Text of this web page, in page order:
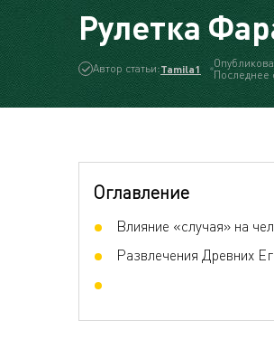
Рулетка
Автор статьи:Tamila1 Последнее
Оглавление
Влияние «случая» на
Развлечения Древних